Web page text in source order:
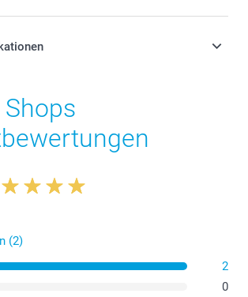
(2)
2
0